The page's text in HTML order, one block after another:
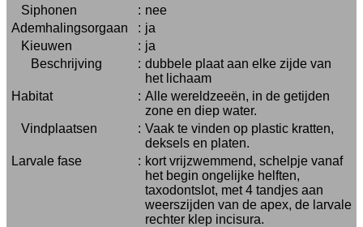
Siphonen
: nee
Ademhalingsorgaan
: ja
Kieuwen
: ja
Beschrijving
: dubbele plaat aan elke zijde van
het lichaam
Habitat
: Alle wereldzeeën, in de getijden
zone en diep water.
Vindplaatsen
: Vaak te vinden op plastic kratten,
deksels en platen.
Larvale fase
: kort vrijzwemmend, schelpje vanaf
het begin ongelijke helften,
taxodontslot, met 4 tandjes aan
weerszijden van de apex, de larvale
rechter klep incisura.